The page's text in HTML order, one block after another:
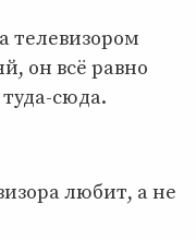
телевизором
он всё равно
сюда.
любит, а не